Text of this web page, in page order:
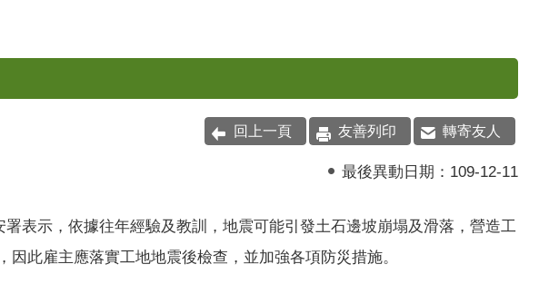
回上一頁 友善列印 轉寄友人
最後異動日期： 109-12-11
署表示，依據往年經驗及教訓，地震可能引發土石邊坡崩塌及滑落，營造工
此雇主應落實工地地震後檢查，並加強各項防災措施。